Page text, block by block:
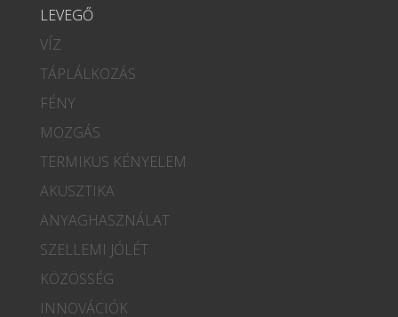
LEVEGŐ
VÍZ
TÁPLÁLKOZÁS
FÉNY
MOZGÁS
TERMIKUS KÉNYELEM
AKUSZTIKA
ANYAGHASZNÁLAT
SZELLEMI JÓLÉT
KÖZÖSSÉG
INNOVÁCIÓK